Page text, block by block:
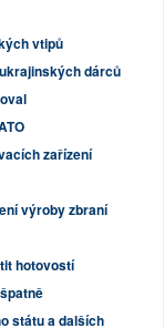
vtipů
dárců
zařízení
výroby zbraní
hotovostí
státu a dalších